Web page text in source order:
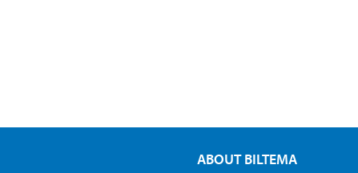
ABOUT BILTEMA